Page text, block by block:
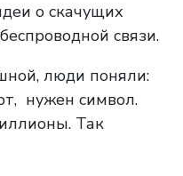
о скачущих
связи.
люди поняли:
нужен символ.
Так